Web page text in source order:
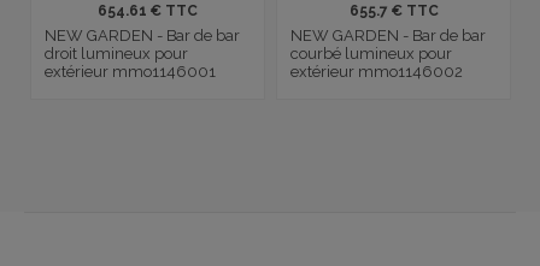
654.61 € TTC
NEW GARDEN - Bar de bar
droit lumineux pour
extérieur mmo1146001
655.7 € TTC
NEW GARDEN - Bar de bar
courbé lumineux pour
extérieur mmo1146002